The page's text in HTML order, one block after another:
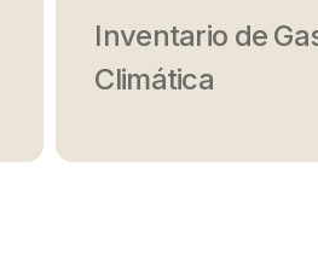
Inventario de
Climática